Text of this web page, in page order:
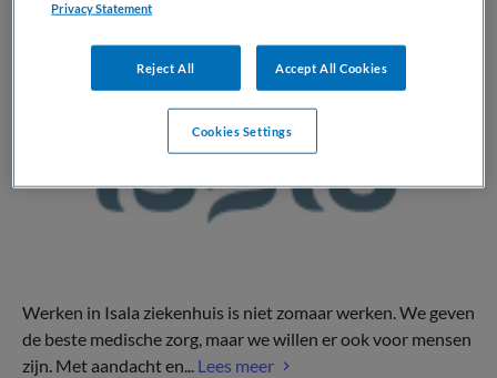
Werken in Isala ziekenhuis is niet zomaar werken. We geven
de beste medische zorg, maar we willen er ook voor mensen
zijn. Met aandacht en... Lees meer
Privacy Statement
Reject All Accept All Cookies
Cookies Settings